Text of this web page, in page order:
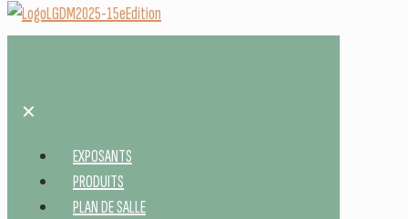
✕
EXPOSANTS
PRODUITS
PLAN DE SALLE